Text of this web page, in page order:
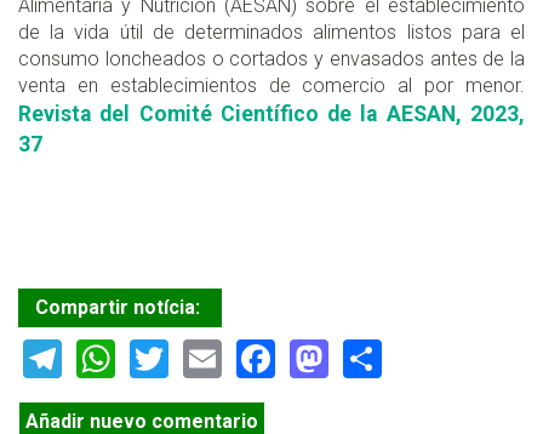
Alimentaria y Nutrición (AESAN) sobre el establecimiento
de la vida útil de determinados alimentos listos para el
consumo loncheados o cortados y envasados antes de la
venta en establecimientos de comercio al por menor.
Revista del Comité Científico de la AESAN, 2023,
37
Compartir notícia:
Telegram
WhatsApp
TwitterEmailFacebook
Mastodon
Añadir nuevo comentario